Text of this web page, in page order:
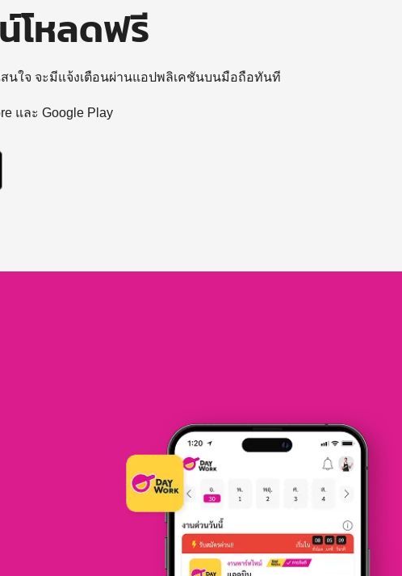
โหลดฟรี
นใจ จะมีแจ้งเตือนผ่านแอปพลิเคชันบนมือถือทันที
และ Google Play